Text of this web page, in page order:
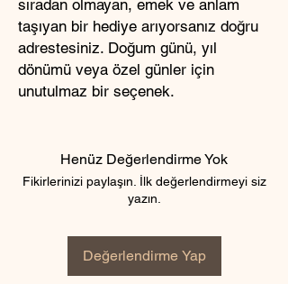
sıradan olmayan, emek ve anlam
taşıyan bir hediye arıyorsanız doğru
adrestesiniz. Doğum günü, yıl
dönümü veya özel günler için
unutulmaz bir seçenek.
Henüz Değerlendirme Yok
Fikirlerinizi paylaşın. İlk değerlendirmeyi siz
yazın.
Değerlendirme Yap